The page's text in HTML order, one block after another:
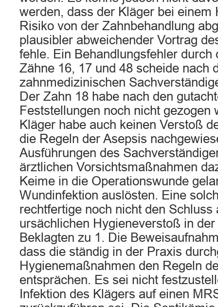
werden, dass der Kläger bei einem
Risiko von der Zahnbehandlung
plausibler abweichender Vortrag
fehle. Ein Behandlungsfehler durch
Zähne 16, 17 und 48 scheide nach
zahnmedizinischen
Der Zahn 18 habe nach den
Feststellungen noch nicht gezogen
Kläger habe auch keinen Verstoß
die Regeln der Asepsis
Ausführungen des
ärztlichen Vorsichtsmaßnahmen
Keime in die Operationswunde
Wundinfektion auslösten. Eine
rechtfertige noch nicht den Schluss
ursächlichen Hygieneverstoß in
Beklagten zu 1. Die
dass die ständig in der Praxis
Hygienemaßnahmen den Regeln
entsprächen. Es sei nicht
Infektion des Klägers auf einen